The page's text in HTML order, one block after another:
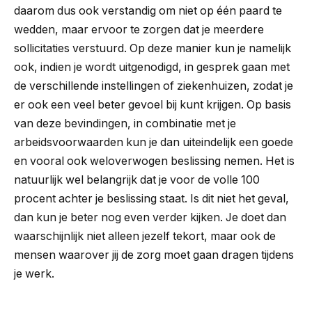
daarom dus ook verstandig om niet op één paard te
wedden, maar ervoor te zorgen dat je meerdere
sollicitaties verstuurd. Op deze manier kun je namelijk
ook, indien je wordt uitgenodigd, in gesprek gaan met
de verschillende instellingen of ziekenhuizen, zodat je
er ook een veel beter gevoel bij kunt krijgen. Op basis
van deze bevindingen, in combinatie met je
arbeidsvoorwaarden kun je dan uiteindelijk een goede
en vooral ook weloverwogen beslissing nemen. Het is
natuurlijk wel belangrijk dat je voor de volle 100
procent achter je beslissing staat. Is dit niet het geval,
dan kun je beter nog even verder kijken. Je doet dan
waarschijnlijk niet alleen jezelf tekort, maar ook de
mensen waarover jij de zorg moet gaan dragen tijdens
je werk.